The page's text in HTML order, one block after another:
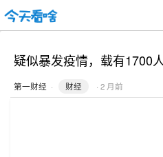
疑似暴发疫情，载有1700
第一财经 · 财经 · 2 月前